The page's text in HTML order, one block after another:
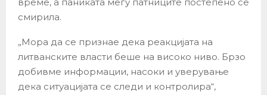
смирила.
„Мора да се признае дека реакцијата на
литванските власти беше на високо ниво. Брзо
добивме информации, насоки и уверување
дека ситуацијата се следи и контролира“,